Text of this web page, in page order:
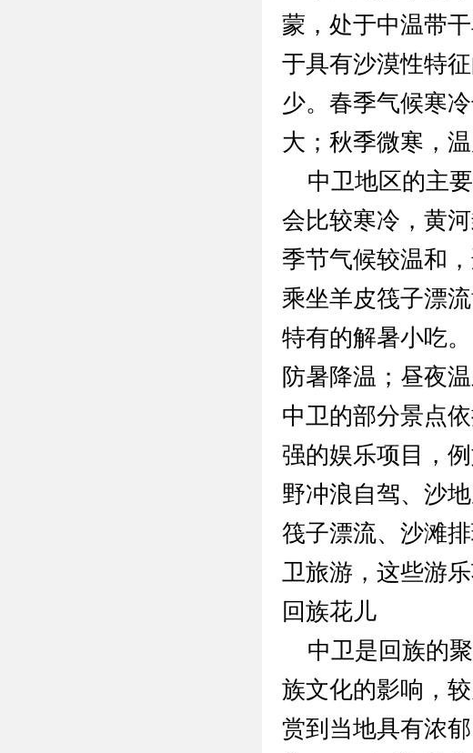
蒙，处于中温带
于具有沙漠性特
少。春季气候寒
大；秋季微寒，
中卫地区的主要
会比较寒冷，黄
季节气候较温和
乘坐羊皮筏子漂
特有的解暑小吃
防暑降温；昼夜
中卫的部分景点
强的娱乐项目，
野冲浪自驾、沙
筏子漂流、沙滩
卫旅游，这些游
回族花儿
中卫是回族的聚
族文化的影响，
赏到当地具有浓